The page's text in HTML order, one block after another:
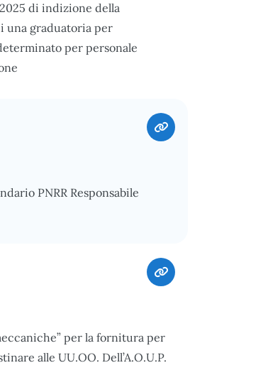
di indizione della
una graduatoria per
per personale
PNRR Responsabile
per la fornitura per
alle UU.OO. Dell’A.O.U.P.